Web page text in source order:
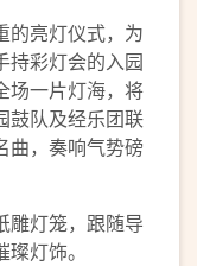
的亮灯仪式，为
持彩灯会的入园
场一片灯海，将
鼓队及经乐团联
曲，奏响气势磅
雕灯笼，跟随导
灯饰。